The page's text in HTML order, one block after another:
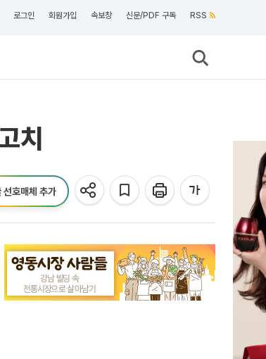
로그인 회원가입 속보창 신문/PDF 구독 RSS
치
선호매체 추가